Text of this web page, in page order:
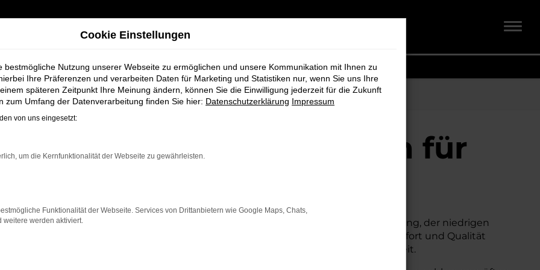
für Stuhr bei Schmidt + Koch
A3 Gebrauchtwagen für
+ Koch
zuverlässiges und modernes Fahrzeug suchen.
Mit seiner erstklassigen Ausstattung, der niedrigen
Gebrauchtwagen eine kostengünstige Alternative zum Neuwagen, ohne auf Komfort und Qualität
Fahrten, der A3 überzeugt durch Fahrkomfort, Sicherheit und Wirtschaftlichkeit.
Cookie Einstellungen
bestmögliche Nutzung unserer Webseite zu ermöglichen und unsere Kommunikation mit Ihnen zu
Ihre Präferenzen und verarbeiten Daten für Marketing und Statistiken nur, wenn Sie uns Ihre
späteren Zeitpunkt Ihre Meinung ändern, können Sie die Einwilligung jederzeit für die Zukunft
zum Umfang der Datenverarbeitung finden Sie hier: Datenschutzerklärung Impressum
von uns eingesetzt:
um die Kernfunktionalität der Webseite zu gewährleisten.
Funktionalität der Webseite. Services von Drittanbietern wie Google Maps, Chats,
weitere werden aktiviert.